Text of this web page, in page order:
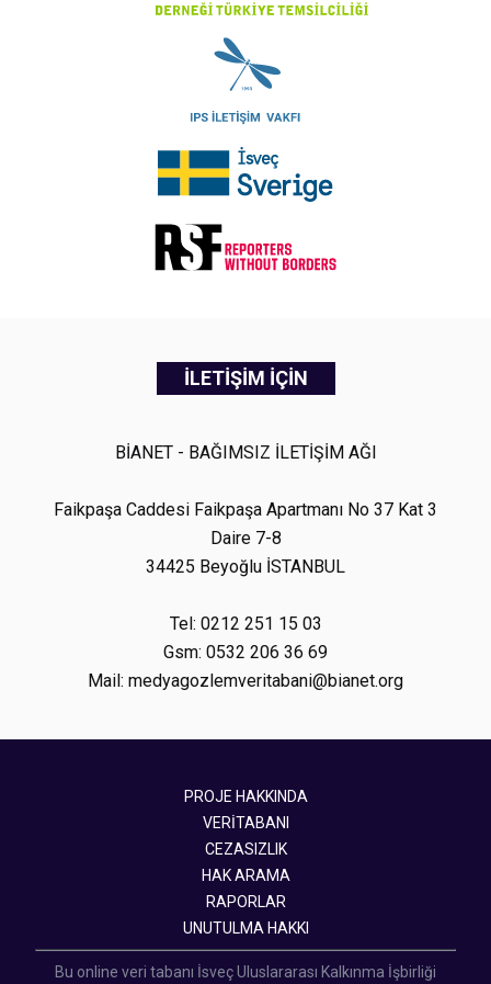
İLETİŞİM İÇİN
BİANET - BAĞIMSIZ İLETİŞİM AĞI
Faikpaşa Caddesi Faikpaşa Apartmanı No 37 Kat 3
Daire 7-8
34425 Beyoğlu İSTANBUL
Tel: 0212 251 15 03
Gsm: 0532 206 36 69
Mail: medyagozlemveritabani@bianet.org
PROJE HAKKINDA
VERİTABANI
CEZASIZLIK
HAK ARAMA
RAPORLAR
UNUTULMA HAKKI
Bu online veri tabanı İsveç Uluslararası Kalkınma İşbirliği